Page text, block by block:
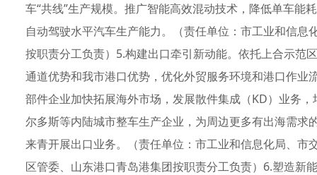
车“共线”生产规模。推广智能高效混动技术，降低单车能
自动驾驶水平汽车生产能力。（责任单位：市工业和信
按职责分工负责）5.构建出口牵引新动能。依托上合示范
通道优势和我市港口优势，优化外贸服务环境和港口作
部件企业加快拓展海外市场，发展散件集成（KD）业务
尔多斯等内陆城市整车生产企业，为周边更多有出海需
来青开展出口业务。（责任单位：市工业和信息化局、
区管委、山东港口青岛港集团按职责分工负责）6.塑造新